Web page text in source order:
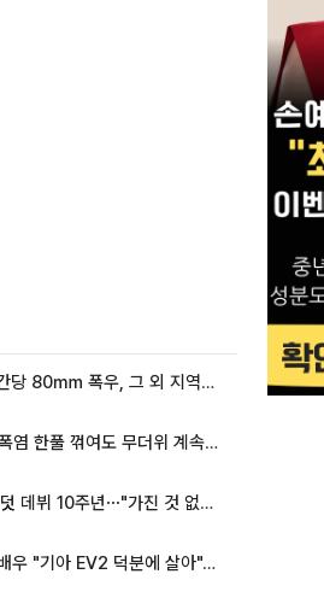
동해안은 시간당 80㎜ 폭우, 그 외 지역은 폭염…‘극과 극 날씨’
[내일 날씨] 폭염 한풀 꺾여도 무더위 계속⋯동해안 이틀 연속 비
임영웅, 어느덧 데뷔 10주년⋯"가진 것 없던 시절, 내 앞엔 20명의 팬뿐"
'굿 윌 헌팅' 배우 "기아 EV2 덕분에 살아"…교통사고 후 안전성 극찬